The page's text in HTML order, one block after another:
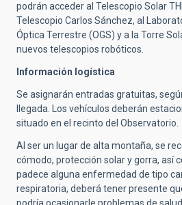
podrán acceder al Telescopio Solar
Telescopio Carlos Sánchez, al
Óptica Terrestre (OGS) y a la Torre
nuevos telescopios robóticos.
Información logística
Se asignarán entradas gratuitas,
llegada. Los vehículos deberán
situado en el recinto del Observatorio.
Al ser un lugar de alta montaña, se
cómodo, protección solar y gorra, así
padece alguna enfermedad de tipo
respiratoria, deberá tener presente